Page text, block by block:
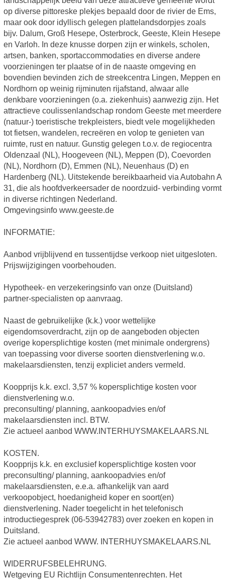
op diverse pittoreske plekjes bepaald door de rivier de Ems,
maar ook door idyllisch gelegen plattelandsdorpjes zoals
bijv. Dalum, Groß Hesepe, Osterbrock, Geeste, Klein Hesepe
en Varloh. In deze knusse dorpen zijn er winkels, scholen,
artsen, banken, sportaccommodaties en diverse andere
voorzieningen ter plaatse of in de naaste omgeving en
bovendien bevinden zich de streekcentra Lingen, Meppen en
Nordhorn op weinig rijminuten rijafstand, alwaar alle
denkbare voorzieningen (o.a. ziekenhuis) aanwezig zijn. Het
attractieve coulissenlandschap rondom Geeste met meerdere
(natuur-) toeristische trekpleisters, biedt vele mogelijkheden
tot fietsen, wandelen, recreëren en volop te genieten van
ruimte, rust en natuur. Gunstig gelegen t.o.v. de regiocentra
Oldenzaal (NL), Hoogeveen (NL), Meppen (D), Coevorden
(NL), Nordhorn (D), Emmen (NL), Neuenhaus (D) en
Hardenberg (NL). Uitstekende bereikbaarheid via Autobahn A
31, die als hoofdverkeersader de noordzuid- verbinding vormt
in diverse richtingen Nederland.
Omgevingsinfo www.geeste.de
INFORMATIE:
Aanbod vrijblijvend en tussentijdse verkoop niet uitgesloten.
Prijswijzigingen voorbehouden.
Hypotheek- en verzekeringsinfo van onze (Duitsland)
partner-specialisten op aanvraag.
Naast de gebruikelijke (k.k.) voor wettelijke
eigendomsoverdracht, zijn op de aangeboden objecten
overige kopersplichtige kosten (met minimale ondergrens)
van toepassing voor diverse soorten dienstverlening w.o.
makelaarsdiensten, tenzij expliciet anders vermeld.
Koopprijs k.k. excl. 3,57 % kopersplichtige kosten voor
dienstverlening w.o.
preconsulting/ planning, aankoopadvies en/of
makelaarsdiensten incl. BTW.
Zie actueel aanbod WWW.INTERHUYSMAKELAARS.NL
KOSTEN.
Koopprijs k.k. en exclusief kopersplichtige kosten voor
preconsulting/ planning, aankoopadvies en/of
makelaarsdiensten, e.e.a. afhankelijk van aard
verkoopobject, hoedanigheid koper en soort(en)
dienstverlening. Nader toegelicht in het telefonisch
introductiegesprek (06-53942783) over zoeken en kopen in
Duitsland.
Zie actueel aanbod WWW. INTERHUYSMAKELAARS.NL
WIDERRUFSBELEHRUNG.
Wetgeving EU Richtlijn Consumentenrechten. Het